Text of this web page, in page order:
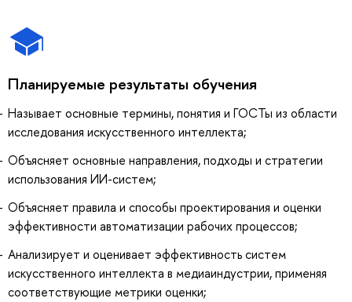
Планируемые результаты обучения
Называет основные термины, понятия и ГОСТы из области
исследования искусственного интеллекта;
Объясняет основные направления, подходы и стратегии
использования ИИ-систем;
Объясняет правила и способы проектирования и оценки
эффективности автоматизации рабочих процессов;
Анализирует и оценивает эффективность систем
искусственного интеллекта в медиаиндустрии, применяя
соответствующие метрики оценки;